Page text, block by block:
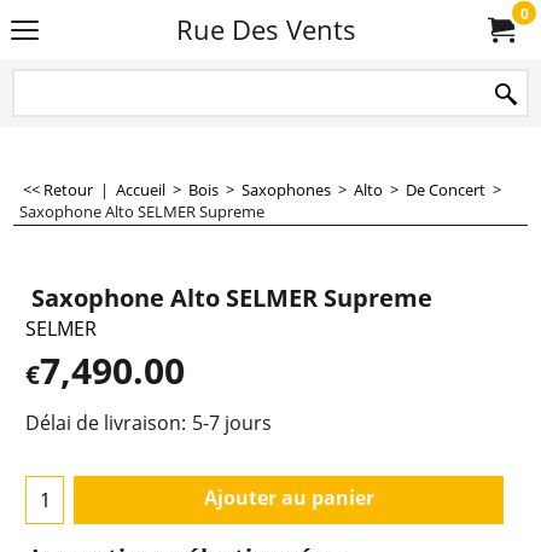
Rue Des Vents 0
<< Retour | Accueil > Bois > Saxophones > Alto > De Concert >
Saxophone Alto SELMER Supreme
Saxophone Alto SELMER Supreme
SELMER
€7,490.00
Délai de livraison: 5-7 jours
Ajouter au panier